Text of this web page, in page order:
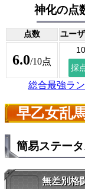
神化の点
点数 ユー
6.0/10点
総合最強ラ
早乙女乱
簡易ステータ
無差別格